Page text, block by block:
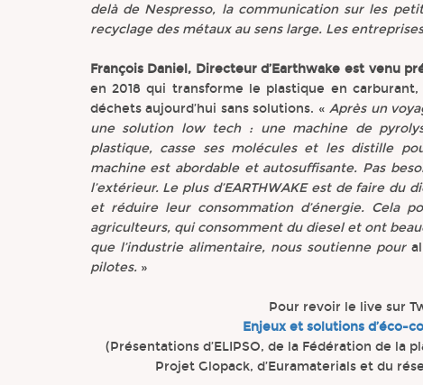
delà de Nespresso, la communication sur les
recyclage des métaux au sens large. Les
François Daniel, Directeur d’Earthwake est venu
en 2018 qui transforme le plastique en
déchets aujourd’hui sans solutions. «Après un
une solution low tech : une machine de
plastique, casse ses molécules et les distille
machine est abordable et autosuffisante. Pas
l’extérieur. Le plus d’EARTHWAKE est de faire du
et réduire leur consommation d’énergie. Cela
agriculteurs, qui consomment du diesel et ont
que l’industrie alimentaire, nous soutienne pour
pilotes.»
Pour revoir le live sur
Enjeux et solutions d’éco-
(Présentations d’ELIPSO, de la Fédération de la
Projet Glopack, d’Euramaterials et du